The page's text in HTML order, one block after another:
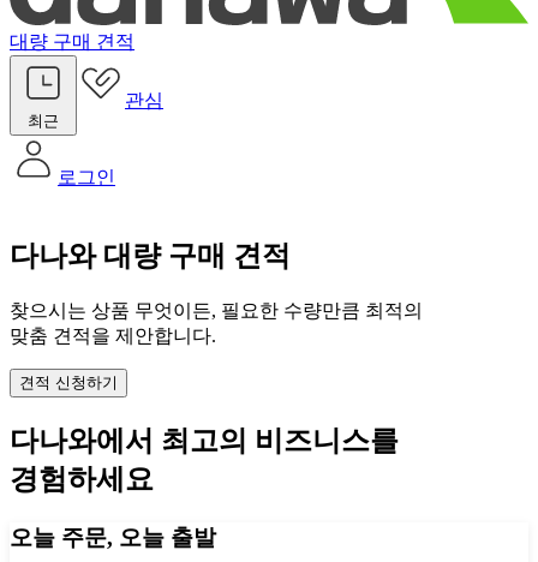
대량 구매 견적
최근
관심
로그인
다나와 대량 구매 견적
찾으시는 상품 무엇이든, 필요한 수량만큼 최적의
맞춤 견적을 제안합니다.
견적 신청하기
다나와에서 최고의 비즈니스를
경험하세요
오늘 주문, 오늘 출발